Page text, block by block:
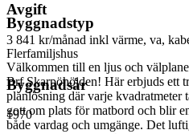
Avgift
3 841 kr/månad inkl värme, va,
Välkommen till en ljus och
Brf Skarpöhöjden! Här erbjuds ett
planlösning där varje kvadratmeter
gott om plats för matbord och blir
både vardag och umgänge. Det
Byggnadstyp
Flerfamiljshus
Byggnadsår
1970